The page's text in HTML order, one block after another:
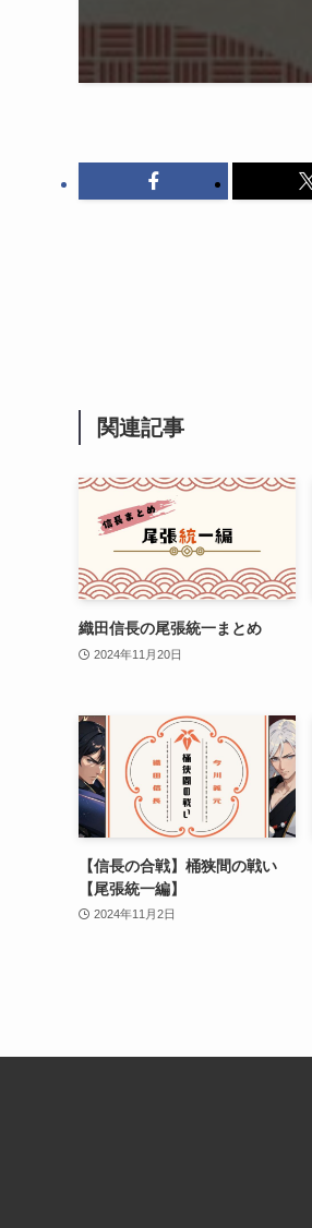
関連記事
織田信長の尾張統一まとめ
2024年11月20日
【信長の合戦】桶狭間の戦い
【尾張統一編】
2024年11月2日